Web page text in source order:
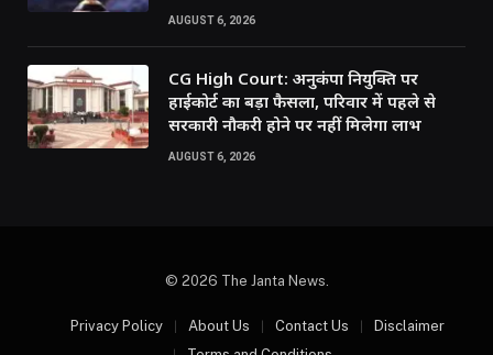
AUGUST 6, 2026
CG High Court: अनुकंपा नियुक्ति पर
हाईकोर्ट का बड़ा फैसला, परिवार में पहले से
सरकारी नौकरी होने पर नहीं मिलेगा लाभ
AUGUST 6, 2026
© 2026 The Janta News.
Privacy Policy About Us Contact Us
Disclaimer